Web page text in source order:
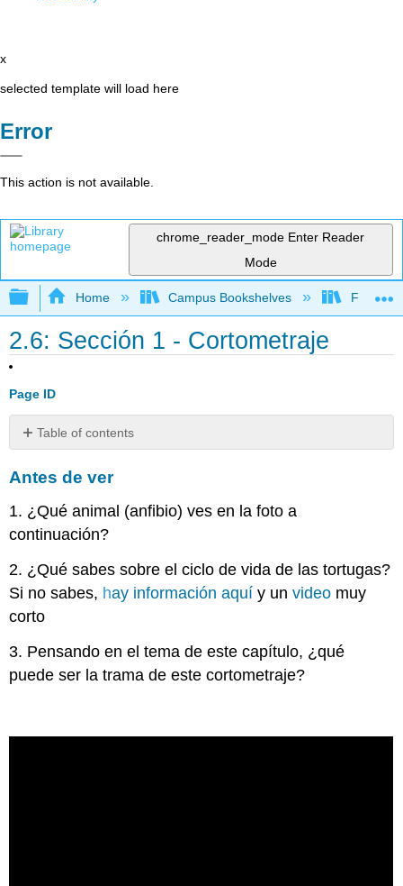
x
selected template will load here
Error
This action is not available.
chrome_reader_mode Enter Reader
Mode
Expand/collapse global hierarchy
Home Campus Bookshelves Franklin
2.6: Sección 1 - Cortometraje
Page ID
Table of contents
de
Después
de
Antes de ver
1. ¿Qué animal (anfibio) ves en la foto a
continuación?
2. ¿Qué sabes sobre el ciclo de vida de las tortugas?
Si no sabes, hay información aquí y unvideo muy
corto
3. Pensando en el tema de este capítulo, ¿qué
puede ser la trama de este cortometraje?